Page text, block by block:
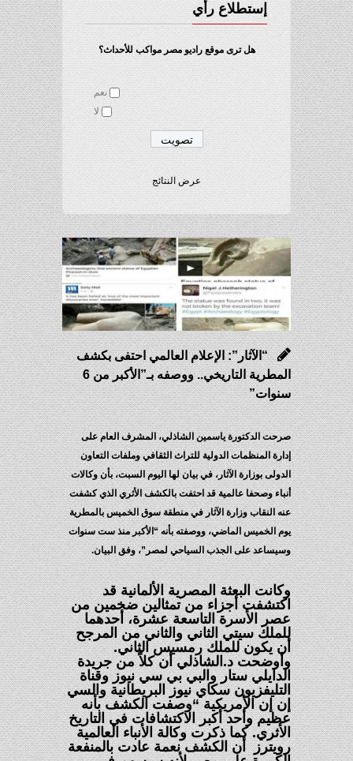
إستطلاع رأي
هل ترى موقع راديو مصر مواكب للأحداث؟
نعم
عرض النتائج
“الآثار”: الإعلام العالمي احتفى بكشف
المطرية التاريخي.. ووصفه بـ”الأكبر من 6
الدكتورة ياسمين الشاذلي، المشرف العام على
المنظمات الدولية للتراث الثقافي وملفات التعاون
بوزارة الآثار، في بيان لها اليوم السبت، بأن وكالات
وصحفا عالمية قد احتفت بالكشف الأثري الذي كشفت
النقاب وزارة الآثار في منطقة سوق الخميس بالمطرية
الخميس الماضي، ووصفته بأنه “الأكبر منذ ست سنوات
على الجذب السياحي لمصر”، وفق البيان.
البعثة المصرية الألمانية قد
أجزاء من تمثالين ضخمين من
الأسرة التاسعة عشرة، أحدهما
سيتي الثاني والثاني من المرجح
يكون للملك رمسيس الثاني.
د.الشاذلي أن كلاً من جريدة
ستار والبي بي سي نيوز وقناة
سكاي نيوز البريطانية والسي
إن الأمريكية “وصفت الكشف بأنه
وأحد أكبر الاكتشافات في التاريخ
كما ذكرت وكالة الأنباء العالمية
أن الكشف نعمة عادت بالمنفعة